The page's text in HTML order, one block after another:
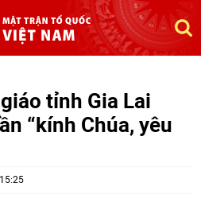
tỉnh Gia Lai
“kính Chúa, yêu